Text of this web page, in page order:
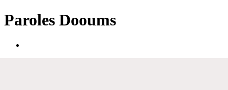
Paroles Dooums